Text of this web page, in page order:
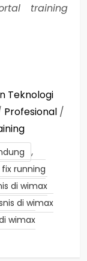
training
Teknologi
Profesional /
,
running
di wimax
di wimax
wimax